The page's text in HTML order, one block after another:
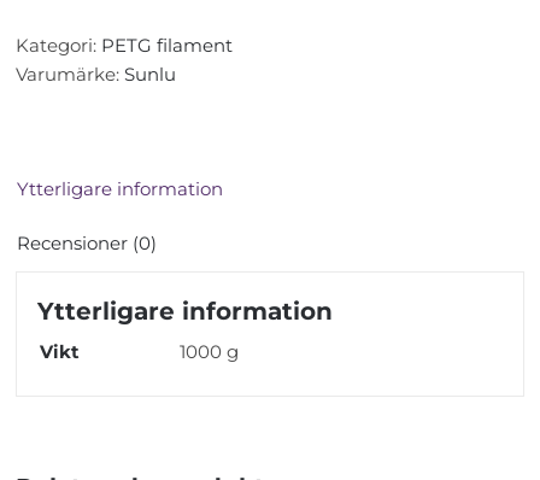
Grön
-
mängd
Kategori: PETG filament
Varumärke:Sunlu
Ytterligare information
Recensioner (0)
Ytterligare information
Vikt 1000 g